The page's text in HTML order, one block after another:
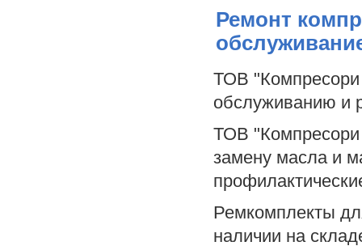
Ремонт
ТОВ "Компресори
обслуживанию и
ТОВ "Компресори
замену масла и
Ремкомплекты
наличии на